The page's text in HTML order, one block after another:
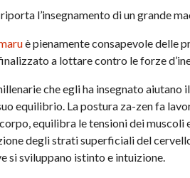
l’insegnamento di un grande
è pienamente consapevole delle
a lottare contro le forze
che egli ha insegnato aiutano
equilibrio. La postura za-zen fa
equilibra le tensioni dei muscoli
degli strati superficiali del
si sviluppano istinto e intuizione.